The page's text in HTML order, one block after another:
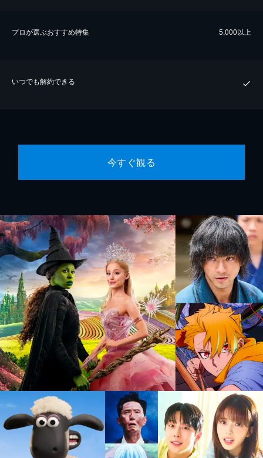
プロが選ぶおすすめ特集 5,000以上
いつでも解約できる
今すぐ観る